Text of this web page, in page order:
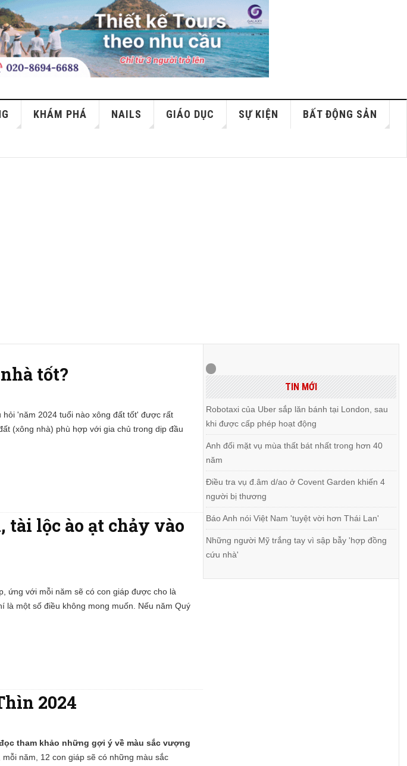
KHÁM PHÁ NAILS GIÁO DỤC SỰ KIỆN BẤT ĐỘNG SẢN
tốt?
'năm 2024 tuổi nào xông đất tốt' được rất
(xông nhà) phù hợp với gia chủ trong dịp đầu
tài lộc ào ạt chảy vào
ứng với mỗi năm sẽ có con giáp được cho là
là một số điều không mong muốn. Nếu năm Quý
2024
tham khảo những gợi ý về màu sắc vượng
mỗi năm, 12 con giáp sẽ có những màu sắc
TIN MỚI
Robotaxi của Uber sắp lăn bánh tại London, sau
khi được cấp phép hoạt động
Anh đối mặt vụ mùa thất bát nhất trong hơn 40
năm
Điều tra vụ đ.âm d/ao ở Covent Garden khiến 4
người bị thương
Báo Anh nói Việt Nam 'tuyệt vời hơn Thái Lan'
Những người Mỹ trắng tay vì sập bẫy 'hợp đồng
cứu nhà'